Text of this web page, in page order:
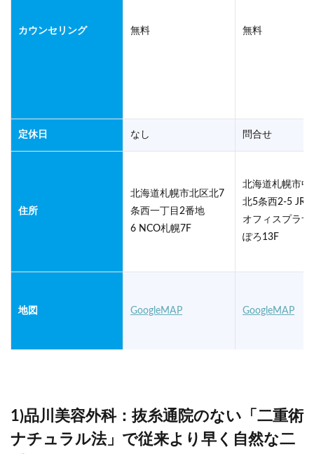
カウンセリング 無料 無料
定休日 なし 問合せ
住所
北海道札幌市北区北7
条西一丁目2番地
6 NCO札幌7F
北海道札幌市中
北5条西2-5 JR
オフィスプラザ
ぽろ13F
地図 GoogleMAP GoogleMAP
営業時間 10:00~19:00 10:00~19:00
1)品川美容外科：抜糸通院のない「二重術
ナチュラル法」で従来より早く自然な二